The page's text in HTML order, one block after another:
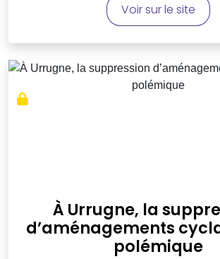
Voir sur le site
À Urrugne, la
d’aménagements
polémique